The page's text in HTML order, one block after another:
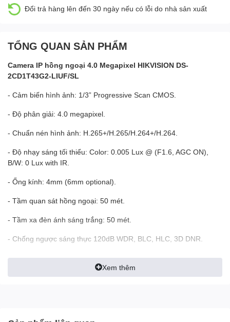
Đổi trả hàng lên đến 30 ngày nếu có lỗi do nhà sản xuất
TỔNG QUAN SẢN PHẨM
Camera IP hồng ngoại 4.0 Megapixel HIKVISION DS-
2CD1T43G2-LIUF/SL
- Cảm biến hình ảnh: 1/3” Progressive Scan CMOS.
- Độ phân giải: 4.0 megapixel.
- Chuẩn nén hình ảnh: H.265+/H.265/H.264+/H.264.
- Độ nhạy sáng tối thiểu: Color: 0.005 Lux @ (F1.6, AGC ON),
B/W: 0 Lux with IR.
- Ống kính: 4mm (6mm optional).
- Tầm quan sát hồng ngoại: 50 mét.
- Tầm xa đèn ánh sáng trắng: 50 mét.
- Chống ngược sáng thực 120dB WDR, BLC, HLC, 3D DNR.
-Cameratích hợp chức năng phát hiện người và phương tiện.
- Tích hợp micro và loa, hỗ trợ đàm thoại 2 chiều.
Xem thêm